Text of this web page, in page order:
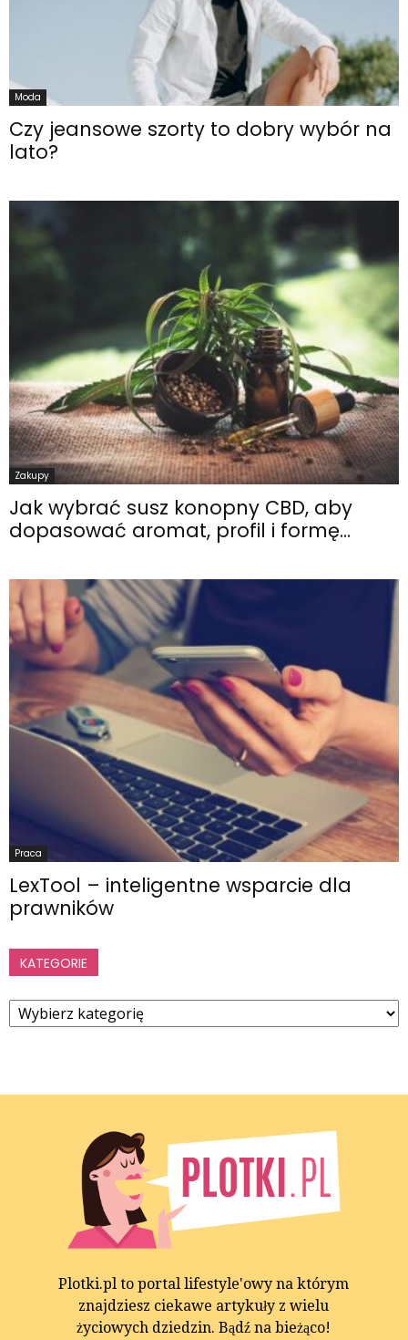
Moda
Czy jeansowe szorty to dobry wybór na
lato?
Zakupy
Jak wybrać susz konopny CBD, aby
dopasować aromat, profil i formę...
Praca
LexTool – inteligentne wsparcie dla
prawników
KATEGORIE
Kategorie
Plotki.pl to portal lifestyle'owy na którym
znajdziesz ciekawe artykuły z wielu
życiowych dziedzin. Bądź na bieżąco!